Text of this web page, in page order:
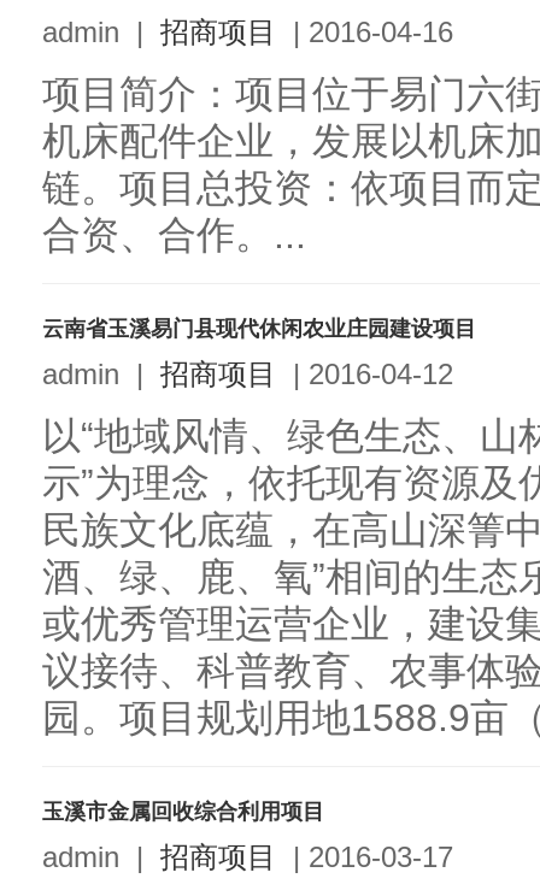
admin | 招商项目 | 2016-04-16
项目简介：项目位于易门六
机床配件企业，发展以机床
链。项目总投资：依项目而
合资、合作。...
云南省玉溪易门县现代休闲农业庄园建设项目
admin | 招商项目 | 2016-04-12
以“地域风情、绿色生态、
示”为理念，依托现有资源
民族文化底蕴，在高山深箐
酒、绿、鹿、氧”相间的生
或优秀管理运营企业，建设
议接待、科普教育、农事体
园。项目规划用地1588.9亩
玉溪市金属回收综合利用项目
admin | 招商项目 | 2016-03-17